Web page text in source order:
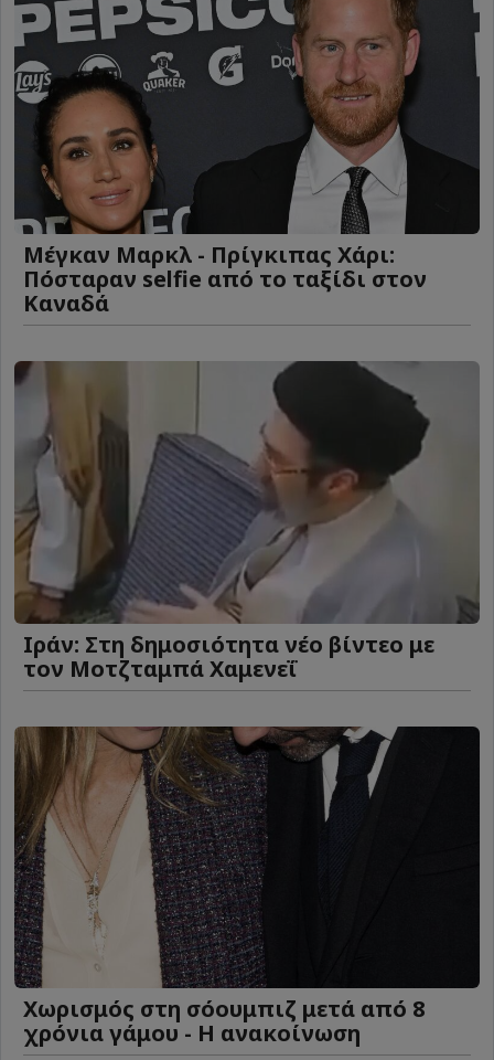
Μέγκαν Μαρκλ - Πρίγκιπας Χάρι:
Πόσταραν selfie από το ταξίδι στον
Καναδά
Ιράν: Στη δημοσιότητα νέο βίντεο με
τον Μοτζταμπά Χαμενεΐ
Χωρισμός στη σόουμπιζ μετά από 8
χρόνια γάμου - Η ανακοίνωση